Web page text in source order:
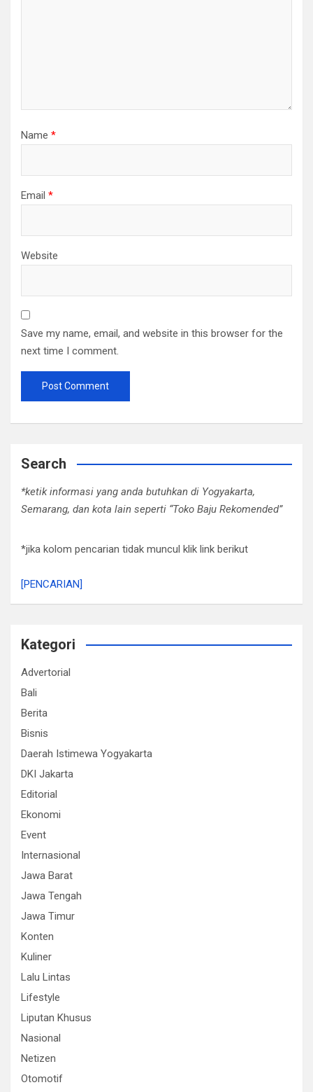
Name *
Email *
Website
Save my name, email, and website in this browser for the
next time I comment.
Search
*ketik informasi yang anda butuhkan di Yogyakarta,
Semarang, dan kota lain seperti “Toko Baju Rekomended”
*jika kolom pencarian tidak muncul klik link berikut
[PENCARIAN]
Kategori
Advertorial
Bali
Berita
Bisnis
Daerah Istimewa Yogyakarta
DKI Jakarta
Editorial
Ekonomi
Event
Internasional
Jawa Barat
Jawa Tengah
Jawa Timur
Konten
Kuliner
Lalu Lintas
Lifestyle
Liputan Khusus
Nasional
Netizen
Otomotif